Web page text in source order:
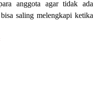
anggota agar tidak ada
saling melengkapi ketika